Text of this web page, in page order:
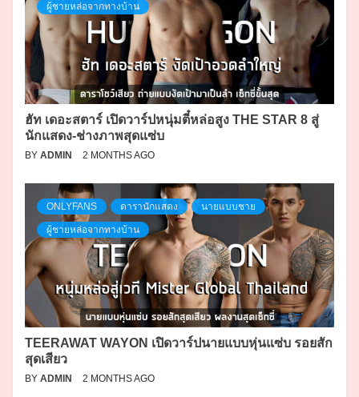
ผู้ชายหล่อจากทางบ้าน
ฮัท เดอะสตาร์ เปิดวาร์ปหนุ่มตี๋หล่อสูง THE STAR 8 สู่
นักแสดง-ช่างภาพสุดแซ่บ
BY ADMIN 2 MONTHS AGO
ONLYFANS ดารานักแสดง นายแบบชาย
ผู้ชายหล่อจากทางบ้าน
TEERAWAT WAYON เปิดวาร์ปนายแบบหุ่นแซ่บ รอยสัก
สุดเสียว
BY ADMIN 2 MONTHS AGO